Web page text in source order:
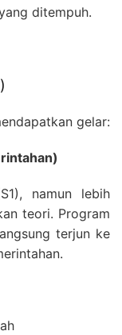
ditempuh.
gelar:
namun lebih
teori. Program
terjun ke